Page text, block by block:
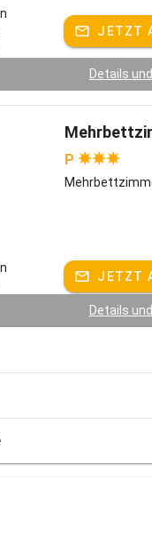
JETZT
Details
P
JETZT
Details